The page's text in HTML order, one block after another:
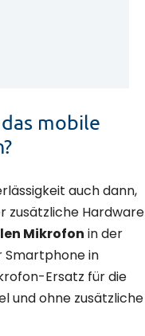
mobile
auch dann,
zusätzliche Hardware
Mikrofon in der
Smartphone in
Ersatz für die
und ohne zusätzliche